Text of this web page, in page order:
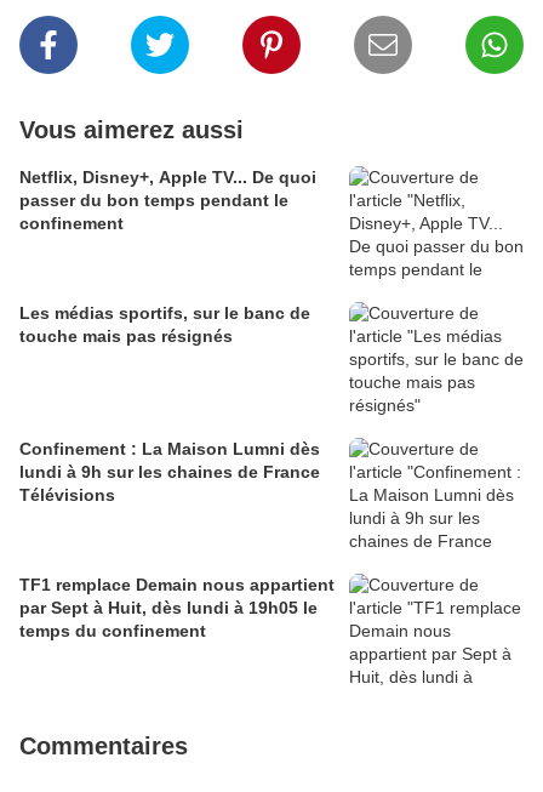
Vous aimerez aussi
Netflix, Disney+, Apple TV... De quoi
passer du bon temps pendant le
confinement
Les médias sportifs, sur le banc de
touche mais pas résignés
Confinement : La Maison Lumni dès
lundi à 9h sur les chaines de France
Télévisions
TF1 remplace Demain nous appartient
par Sept à Huit, dès lundi à 19h05 le
temps du confinement
Commentaires